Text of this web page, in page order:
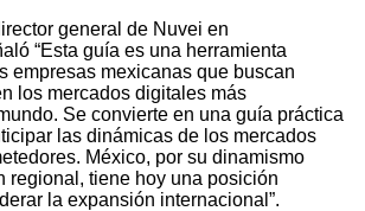
general de Nuvei en
“Esta guía es una herramienta
empresas mexicanas que buscan
los mercados digitales más
Se convierte en una guía práctica
las dinámicas de los mercados
México, por su dinamismo
regional, tiene hoy una posición
la expansión internacional”.